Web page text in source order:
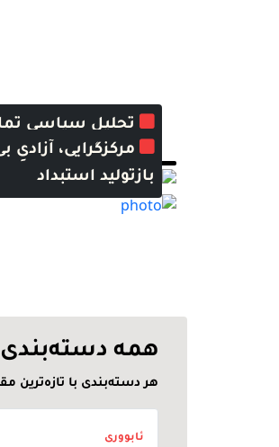
تحلیل سیاسی
مسعود بارزانی و
مرکزگرایی، آزادیِ
بازتولید استبداد
همه
هر دسته‌بندی با تازه‌ترین
ئابووری